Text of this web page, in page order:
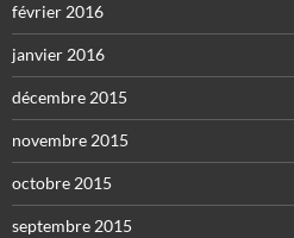
février 2016
janvier 2016
décembre 2015
novembre 2015
octobre 2015
septembre 2015